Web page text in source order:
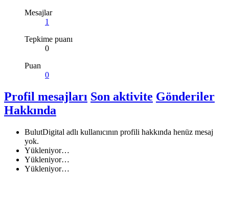
Mesajlar
1
Tepkime puanı
0
Puan
0
Profil mesajları Son aktivite Gönderiler
Hakkında
BulutDigital adlı kullanıcının profili hakkında henüz mesaj
yok.
Yükleniyor…
Yükleniyor…
Yükleniyor…